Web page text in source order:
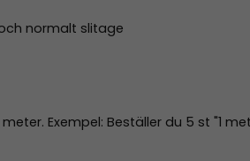
normalt slitage
Exempel: Beställer du 5 st "1